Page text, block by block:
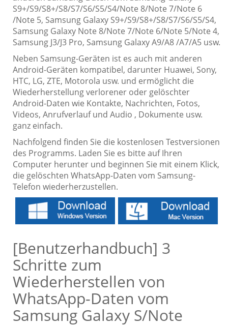
S9+/S9/S8+/S8/S7/S6/S5/S4/Note 8/Note 7/Note 6
/Note 5, Samsung Galaxy S9+/S9/S8+/S8/S7/S6/S5/S4,
Samsung Galaxy Note 8/Note 7/Note 6/Note 5/Note 4,
Samsung J3/J3 Pro, Samsung Galaxy A9/A8 /A7/A5 usw.
Neben Samsung-Geräten ist es auch mit anderen
Android-Geräten kompatibel, darunter Huawei, Sony,
HTC, LG, ZTE, Motorola usw. und ermöglicht die
Wiederherstellung verlorener oder gelöschter
Android-Daten wie Kontakte, Nachrichten, Fotos,
Videos, Anrufverlauf und Audio , Dokumente usw.
ganz einfach.
Nachfolgend finden Sie die kostenlosen Testversionen
des Programms. Laden Sie es bitte auf Ihren
Computer herunter und beginnen Sie mit einem Klick,
die gelöschten WhatsApp-Daten vom Samsung-
Telefon wiederherzustellen.
[Benutzerhandbuch] 3
Schritte zum
Wiederherstellen von
WhatsApp-Daten vom
Samsung Galaxy S/Note